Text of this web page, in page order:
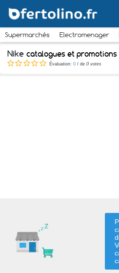
Supermarchés Electromenager
Nike catalogues et promotions
Évaluation: 0 / de 0 votes